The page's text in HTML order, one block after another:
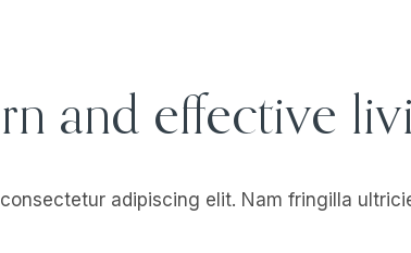
and effective
adipiscing elit. Nam fringilla